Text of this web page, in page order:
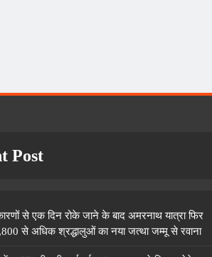
Post
से एक दिन रोके जाने के बाद अमरनाथ यात्रा फिर
से अधिक श्रद्धालुओं का नया जत्था जम्मू से रवाना